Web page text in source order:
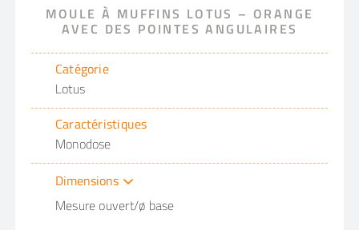
MOULE À MUFFINS LOTUS – ORANGE
AVEC DES POINTES ANGULAIRES
Catégorie
Lotus
Caractéristiques
Monodose
Dimensions
Mesure ouvert/ø base